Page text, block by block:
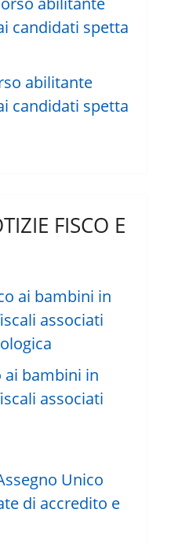
abilitante
candidati spetta
FISCO E
ai bambini in
associati